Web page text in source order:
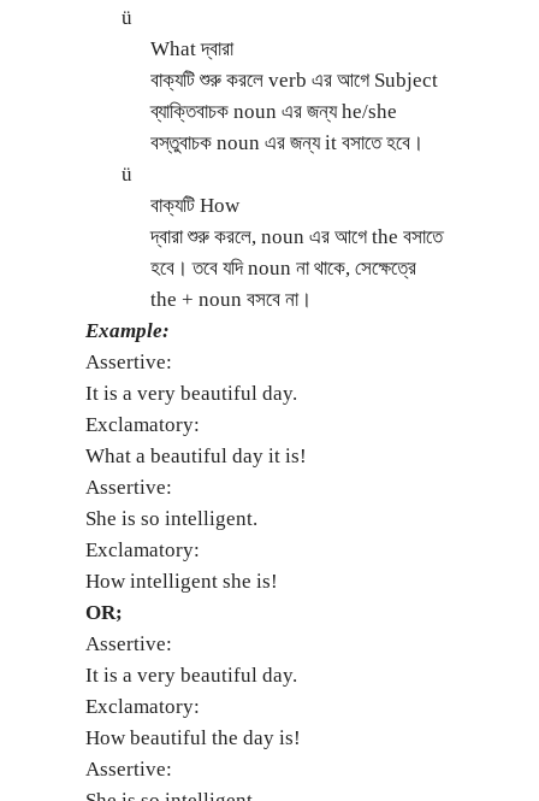
ü
What দ্বারা
বাক্যটি শুরু করলে verb এর আগে Subject
ব্যাক্তিবাচক noun এর জন্য he/she
বস্তুবাচক noun এর জন্য it বসাতে হবে।
ü
বাক্যটি How
দ্বারা শুরু করলে, noun এর আগে the বসাতে
হবে। তবে যদি noun না থাকে, সেক্ষেত্রে
the + noun বসবে না।
Example:
Assertive:
It is a very beautiful day.
Exclamatory:
What a beautiful day it is!
Assertive:
She is so intelligent.
Exclamatory:
How intelligent she is!
OR;
Assertive:
It is a very beautiful day.
Exclamatory:
How beautiful the day is!
Assertive: